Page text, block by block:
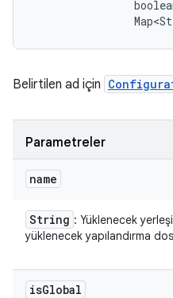
Belirtilen ad için
Parametreler
name
String : Yüklenecek
yüklenecek yapılandırma
isGlobal